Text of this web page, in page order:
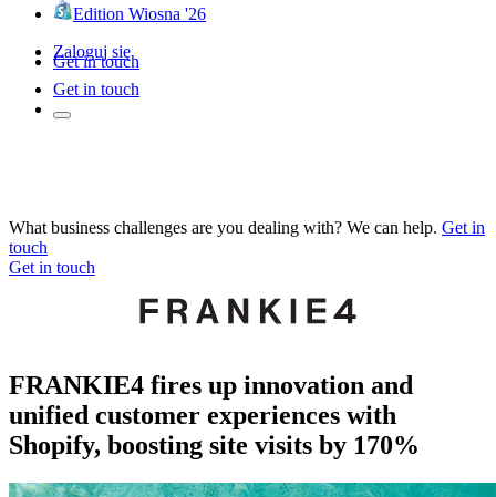
Edition Wiosna '26
Zaloguj się
Get in touch
Get in touch
What business challenges are you dealing with? We can help. Get in
touch
Get in touch
FRANKIE4 fires up innovation and
unified customer experiences with
Shopify, boosting site visits by 170%